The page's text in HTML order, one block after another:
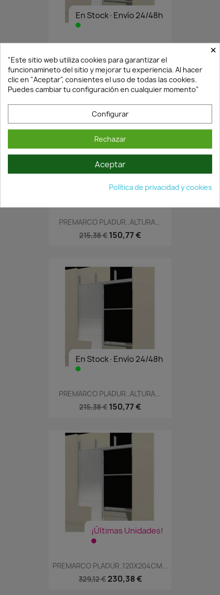
En Stock·Envío 24/48h
212,96 € 149,07 €
En Stock·Envío 24/48h
PREMARCO PLADUR..ALTURA...
215,38 € 150,77 €
En Stock·Envío 24/48h
PREMARCO PLADUR..ALTURA...
215,38 € 150,77 €
¡Últimas Unidades!
PREMARCO PLADUR..120X204CM...
329,12 € 230,38 €
×
"Este sitio web utiliza cookies para garantizar el
funcionamineto del sitio y mejorar tu experiencia. Al hacer
clic en "Aceptar", consientes el uso de todas las cookies.
Puedes cambiar tu configuración en cualquier momento"
Configurar
Rechazar
Aceptar
Política de privacidad y cookies